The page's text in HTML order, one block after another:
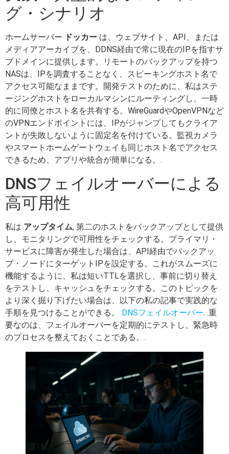
グ・シナリオ
ホームサーバー ドッカー は、ウェブサイト、API、または
メディアアーカイブを、DDNS経由で常に現在のIPを指すサ
ブドメインに提供します。リモートのバックアップを持つ
NASは、IPを調査することなく、スピーキングホスト名で
アクセス可能なままです。開発テストのために、私はステ
ージングホストをローカルマシンにルーティングし、一時
的に同僚とホスト名を共有する。WireGuardやOpenVPNなど
のVPNエンドポイントには、IPがジャンプしてもクライア
ントが失敗しないように固定名を付けている。監視カメラ
やスマートホームゲートウェイも同じホスト名でアクセス
できるため、アプリや統合が簡単になる。.
DNSフェイルオーバーによる
高可用性
私は アップタイム, 第二のホストをバックアップとして提供
し、モニタリングで可用性をチェックする。プライマリ・
サービスに障害が発生した場合は、API経由でバックアッ
プ・ノードにターゲットIPを設定する。これがスムーズに
機能するように、私は短いTTLを選択し、事前に切り替え
をテストし、キャッシュをチェックする。このトピックを
より深く掘り下げたい場合は、以下の私の記事で実践的な
手順を見つけることができる。 DNSフェイルオーバー. .重
要なのは、フェイルオーバーを定期的にテストし、緊急時
のプロセスを整えておくことである。.